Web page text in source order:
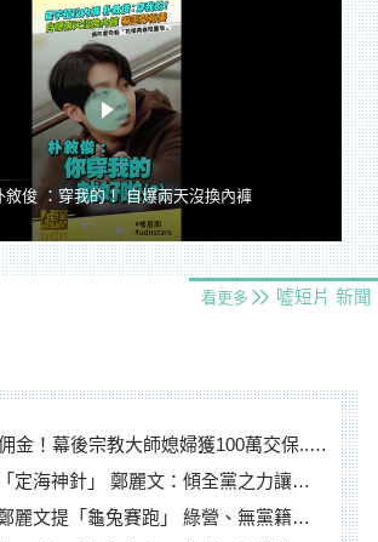
敘俊 ：穿我的！ 自爆兩天沒換內褲
看更多 噓短片 新聞
幕後宗教大師媳婦獲100萬交保...快步奔離不發一語
海神針」 鄭麗文：傾全黨之力讓彰化贏
提「龜兔賽跑」 綠營、無黨籍忙否認是烏龜